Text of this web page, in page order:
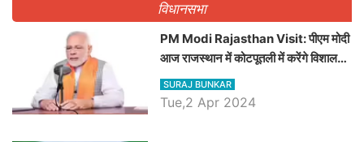
विधानसभा
PM Modi Rajasthan Visit: पीएम मोदी
आज राजस्थान में कोटपूतली में करेंगे विशाल
रैली, एक सभा से 8 सीटों पर साधेगें निशाना
SURAJ BUNKAR
Tue,2 Apr 2024